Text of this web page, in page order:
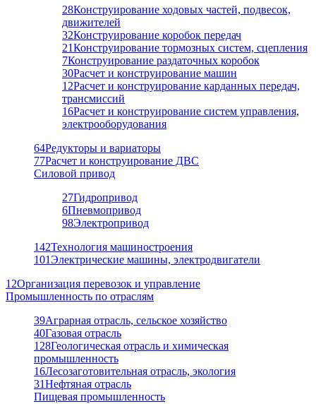
28Конструирование ходовых частей, подвесок,
движителей
32Конструирование коробок передач
21Конструирование тормозных систем, сцепления
7Конструирование раздаточных коробок
30Расчет и конструирование машин
12Расчет и конструирование карданных передач,
трансмиссий
16Расчет и конструирование систем управления,
электрооборудования
64Редукторы и вариаторы
77Расчет и конструирование ДВС
Силовой привод
27Гидропривод
6Пневмопривод
98Электропривод
142Технология машиностроения
101Электрические машины, электродвигатели
12Организация перевозок и управление
Промышленность по отраслям
39Аграрная отрасль, сельское хозяйство
40Газовая отрасль
128Геологическая отрасль и химическая
промышленность
16Лесозаготовительная отрасль, экология
31Нефтяная отрасль
Пищевая промышленность